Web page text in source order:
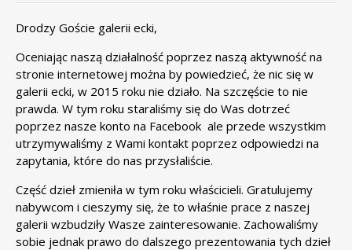
o
t
e
n
t
Drodzy Goście galerii ecki,
Oceniając naszą działalność poprzez naszą aktywność na
stronie internetowej można by powiedzieć, że nic się w
galerii ecki, w 2015 roku nie działo. Na szczęście to nie
prawda. W tym roku staraliśmy się do Was dotrzeć
poprzez nasze konto na Facebook ale przede wszystkim
utrzymywaliśmy z Wami kontakt poprzez odpowiedzi na
zapytania, które do nas przysłaliście.
Część dzieł zmieniła w tym roku właścicieli. Gratulujemy
nabywcom i cieszymy się, że to właśnie prace z naszej
galerii wzbudziły Wasze zainteresowanie. Zachowaliśmy
sobie jednak prawo do dalszego prezentowania tych dzieł